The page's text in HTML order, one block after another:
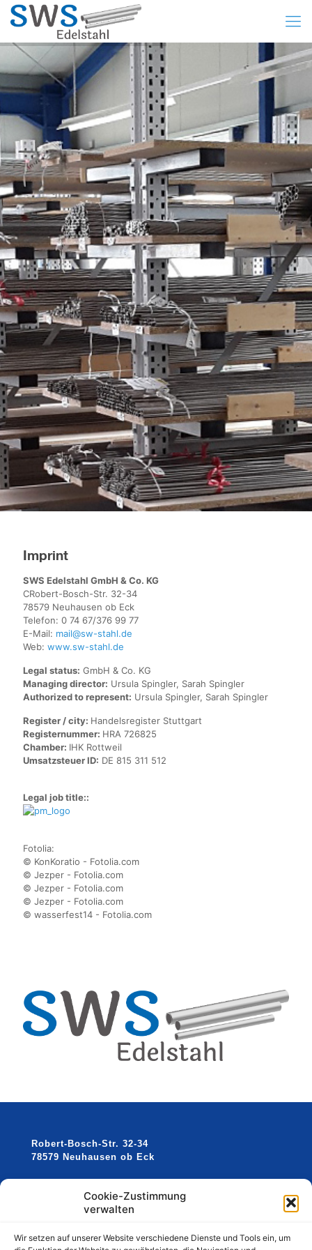
Cookie-Zustimmung
verwalten
Wir setzen auf unserer Website verschiedene Dienste und Tools ein, um
Imprint
SWS Edelstahl GmbH & Co. KG
CRobert-Bosch-Str. 32-34
78579 Neuhausen ob Eck
Telefon: 0 74 67/376 99 77
E-Mail: mail@sw-stahl.de
Web: www.sw-stahl.de
Legal status: GmbH & Co. KG
Managing director: Ursula Spingler, Sarah Spingler
Authorized to represent: Ursula Spingler, Sarah Spingler
Register / city: Handelsregister Stuttgart
Registernummer: HRA 726825
Chamber: IHK Rottweil
Umsatzsteuer ID: DE 815 311 512
Legal job title::
Fotolia:
© KonKoratio - Fotolia.com
© Jezper - Fotolia.com
© Jezper - Fotolia.com
© Jezper - Fotolia.com
© wasserfest14 - Fotolia.com
Robert-Bosch-Str. 32-34
78579 Neuhausen ob Eck
0 74 67/376 99 77
Email: mail@sw-stahl.de